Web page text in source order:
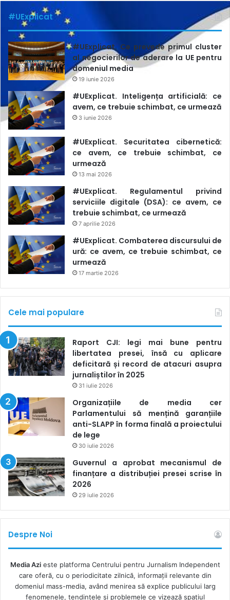
discursurile nocive care au circulat în R. Moldova la adresa
refugiaților de la declanșarea războiului în Ucraina și a
compilatsugestii din mai multe surse străine relevante
privind norme esențiale în abordarea subiectelor legate de
refugiați.
Proiectul„Sprijin pentru refugiații din Ucraina prin
intermediul mass-media”,finanțat de Guvernul Japoniei
este o inițiativă a UNESCO dezvoltată în cadrul Planului
regional de răspuns la situația refugiaților din Ucraina,
coordonat de UNHCR.
#UExplicat
#UExplicat. Ce prevede primul cluster
al negocierilor de aderare la UE pentru
domeniul media
19 iunie 2026
#UExplicat. Inteligența artificială: ce
avem, ce trebuie schimbat, ce urmează
3 iunie 2026
#UExplicat. Securitatea cibernetică:
ce avem, ce trebuie schimbat, ce
urmează
13 mai 2026
#UExplicat. Regulamentul privind
serviciile digitale (DSA): ce avem, ce
trebuie schimbat, ce urmează
7 aprilie 2026
#UExplicat. Combaterea discursului de
ură: ce avem, ce trebuie schimbat, ce
urmează
17 martie 2026
Cele mai populare
Raport CJI: legi mai bune pentru
libertatea presei, însă cu aplicare
deficitară și record de atacuri asupra
jurnaliștilor în 2025
31 iulie 2026
Organizațiile de media cer
Parlamentului să mențină garanțiile
anti-SLAPP în forma finală a proiectului
de lege
30 iulie 2026
Guvernul a aprobat mecanismul de
finanțare a distribuției presei scrise în
2026
29 iulie 2026
Despre Noi
Media Azieste platforma Centrului pentru Jurnalism Independent
care oferă, cu o periodicitate zilnică, informații relevante din
domeniul mass-media, având menirea să explice publicului larg
fenomenele, tendințele și problemele ce vizează spațiul